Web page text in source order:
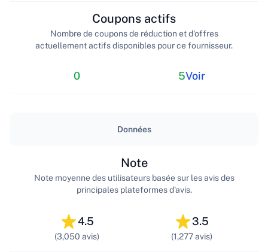
0
Coupons actifs
Nombre de coupons de réduction et d'offres
actuellement actifs disponibles pour ce fournisseur.
5Voir
Données
4.5
(3,050 avis)
Note
Note moyenne des utilisateurs basée sur les avis des
principales plateformes d'avis.
3.5
(1,277 avis)